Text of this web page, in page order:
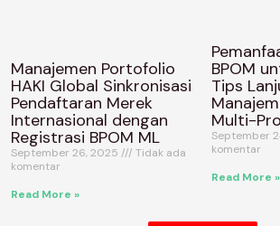
Manajemen Portofolio
HAKI Global Sinkronisasi
Pendaftaran Merek
Internasional dengan
Registrasi BPOM ML
September 26, 2025
Tidak ada
komentar
Read More »
BPOM
Tips
Multi-
September
komentar
Read More »